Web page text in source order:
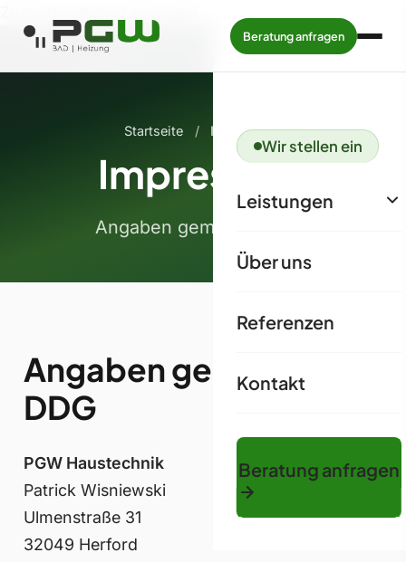
Beratung anfragen
Wir stellen ein
Leistungen
Über uns
Referenzen
Kontakt
Beratung anfragen
Startseite / Impressum
Impressum
Angaben gemäß § 5 DDG
Angaben gemäß § 5
DDG
PGW Haustechnik
Patrick Wisniewski
Ulmenstraße 31
32049 Herford